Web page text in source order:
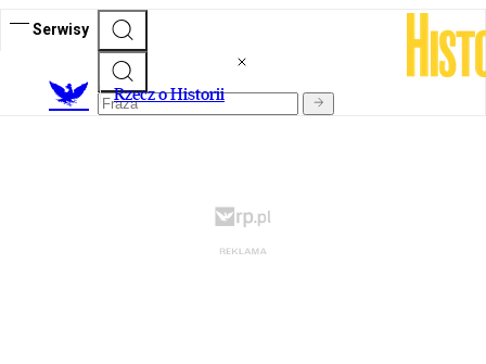
Serwisy
Rzecz o Historii